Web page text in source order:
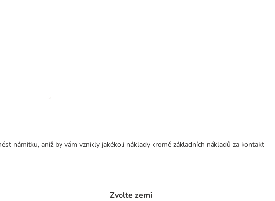
námitku, aniž by vám vznikly jakékoli náklady kromě základních nákladů za kontakt
Zvolte zemi